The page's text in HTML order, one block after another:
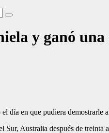
y ganó una
día en que pudiera demostrarle
Sur, Australia después de